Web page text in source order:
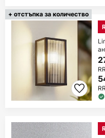
+ отстъпка за количество